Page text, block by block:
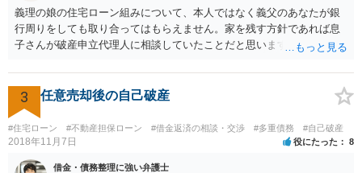
ば、他の共有者にとってもそれを支出するだけのメリットがあると思
います）。
義理の娘の住宅ローン組みについて、本人ではなく義父のあなたが銀
行周りをしても取り合ってはもらえません。家を残す方針であれば息
子さんが破産申立代理人に相談していたことだと思います。きちんと
3 任意売却後の自己破産
#住宅ローン #不動産担保ローン #借金返済の相談・交渉 #多重債務 #自己破産
2018年11月7日 役にたった 8
借金・債務整理に強い弁護士